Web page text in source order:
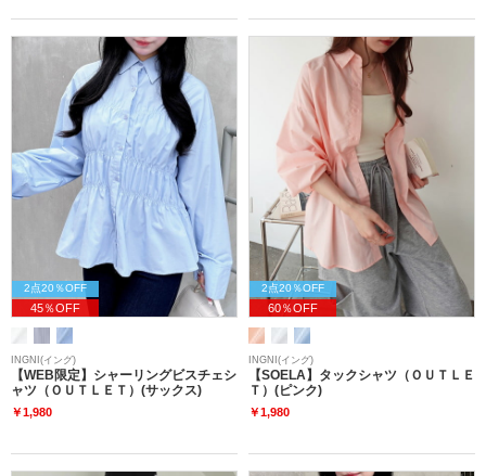
2点20％OFF
45％OFF
INGNI(イング)
【WEB限定】シャーリングビスチェシ
ャツ（ＯＵＴＬＥＴ）(サックス)
￥1,980
2点20％OFF
60％OFF
INGNI(イング)
【SOELA】タックシャツ（ＯＵＴＬＥ
Ｔ）(ピンク)
￥1,980